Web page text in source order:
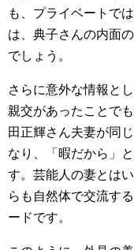
も、プライベートで
は、典子さんの内面
でしょう。
さらに意外な情報と
親交があったことで
田正輝さん夫妻が同
なり、「暇だから」
す。芸能人の妻とは
らも自然体で交流す
ードです。